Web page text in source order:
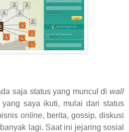
saja status yang muncul di wall
saya ikuti, mulai dari status
online, berita, gossip, diskusi
lagi. Saat ini jejaring sosial